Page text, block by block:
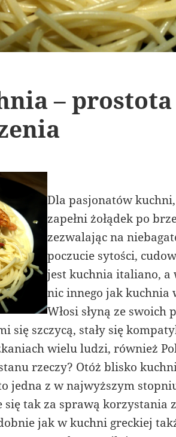
–
Dla pasjonatów
zapełni żołądek po
zezwalając na
poczucie sytości,
jest kuchnia italiano, a
nic innego jak kuchnia
Włosi słyną ze swoich
się szczycą, stały się
wielu ludzi, również
rzeczy? Otóż blisko
jedna z w najwyższym
tak za sprawą korzystania
jak w kuchni greckiej